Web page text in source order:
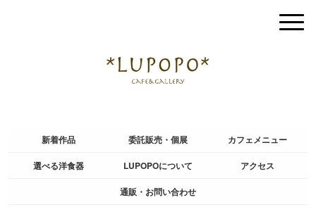
新着作品 委託販売・個展 カフェメニュー
選べる洋食器 LUPOPOについて アクセス
通販・お問い合わせ